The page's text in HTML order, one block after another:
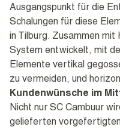
Ausgangspunkt für die
Schalungen für diese
in Tilburg. Zusammen
System entwickelt, mit
Elemente vertikal
zu vermeiden, und
Kundenwünsche im
Nicht nur SC Cambuur
gelieferten